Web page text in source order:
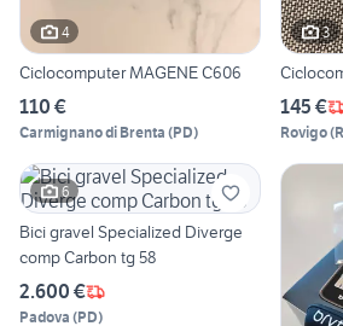
4
Ciclocomputer MAGENE C606
110 €
Carmignano di Brenta (PD)
3
145 €
Rovigo(
6
Bici gravel Specialized Diverge
comp Carbon tg 58
2.600 €
Padova (PD)